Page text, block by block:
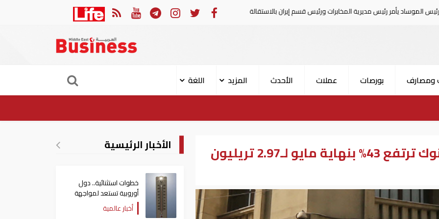
مديرية المخابرات ورئيس قسم إيران بالاستقالة السعودية تعلن إصابة 11 مدنيا في هجوم حوثي على نجران
ومصارف بورصات عملات الأحدث المزيد
اللغة
المركزي المصري: ودائع البنوك ترتفع 43% بنهاية مايو لـ2.97 تريليون الأخبار الرئيسية
خطوات استثنائية.. دول
أوروبية تستعد لمواجهة
موجة حر غير مسبوقة
أخبار عالمية